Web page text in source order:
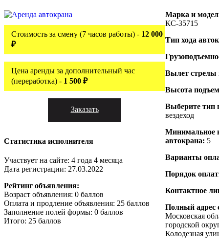
Стоимость за смену (7 часов работы) - 12 000
₽
Цена аренды за дополнительный час
(переработка) - 1 500 ₽
Заказать
Статистика исполнителя
Участвует на сайте: 4 года 4 месяца
Дата регистрации: 27.03.2022
Рейтинг объявления:
Возраст объявления: 0 баллов
Оплата и продление объявления: 25 баллов
Заполнение полей формы: 0 баллов
Итого: 25 баллов
Марка и
КС-35715
Тип хода
Вылет стрелы
Высота
Выберите тип
вездеход
Минимальное
автокрана: 5
Варианты
Порядок
Контактное
Полный адрес
Московская
городской
Колодезная